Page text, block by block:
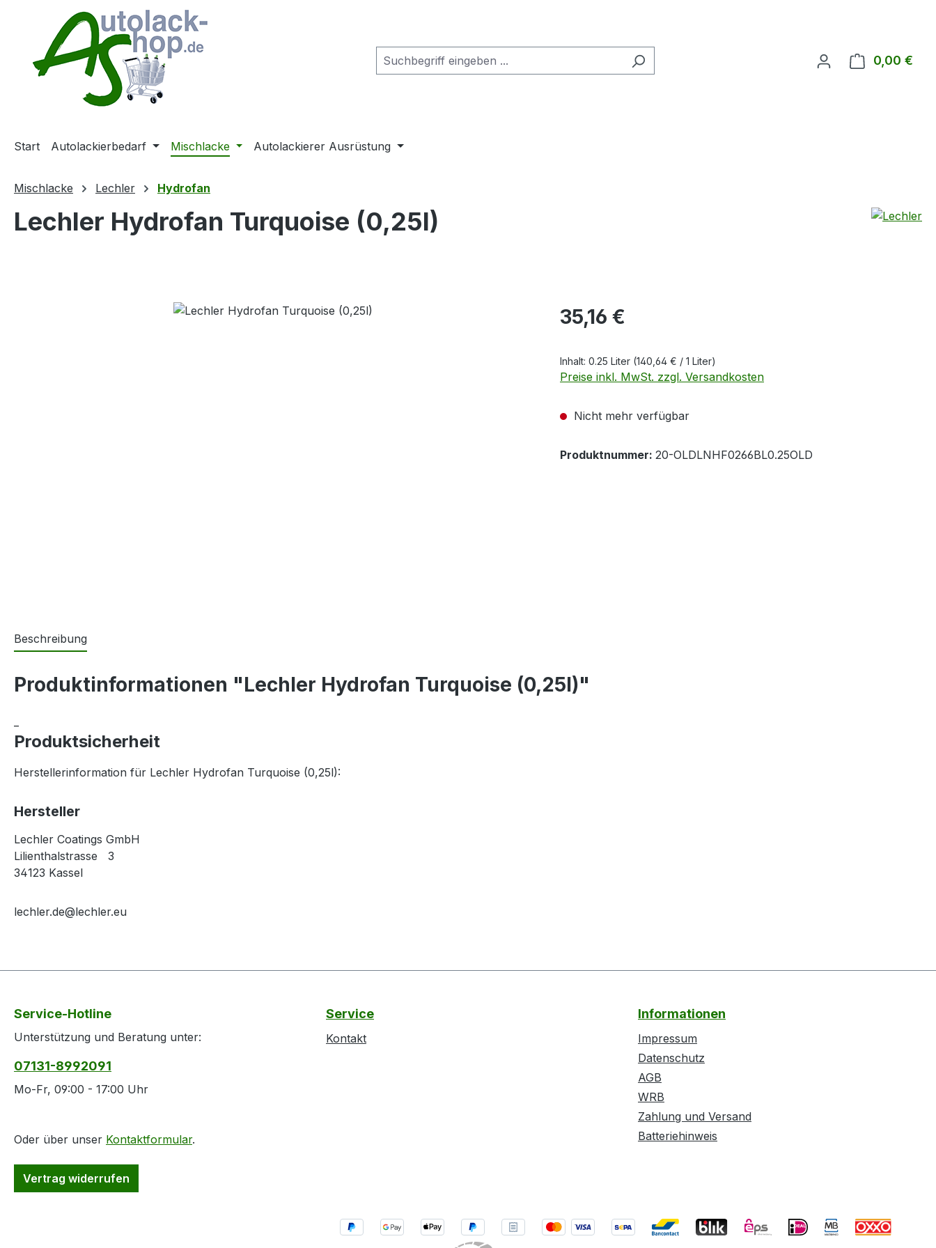
Hauptinhalt springen
Zur Suche springen
Zur Hauptnavigation springen
0,00 €
Start Autolackierbedarf Mischlacke Autolackierer Ausrüstung
Mischlacke Lechler Hydrofan
Lechler Hydrofan Turquoise (0,25l)
Regulärer Preis:
35,16 €
Inhalt: 0.25 Liter (140,64 € / 1 Liter)
Preise inkl. MwSt. zzgl. Versandkosten
Nicht mehr verfügbar
Produktnummer: 20-OLDLNHF0266BL0.25OLD
Beschreibung
Produktinformationen "Lechler Hydrofan Turquoise (0,25l)"
Produktsicherheit
Herstellerinformation für Lechler Hydrofan Turquoise (0,25l):
Hersteller
Lechler Coatings GmbH
Lilienthalstrasse 3
34123 Kassel
lechler.de@lechler.eu
Service-Hotline
Unterstützung und Beratung unter:
07131-8992091
Mo-Fr, 09:00 - 17:00 Uhr
Oder über unser Kontaktformular.
Vertrag widerrufen
Service
Kontakt
Informationen
Impressum
Datenschutz
AGB
WRB
Zahlung und Versand
Batteriehinweis